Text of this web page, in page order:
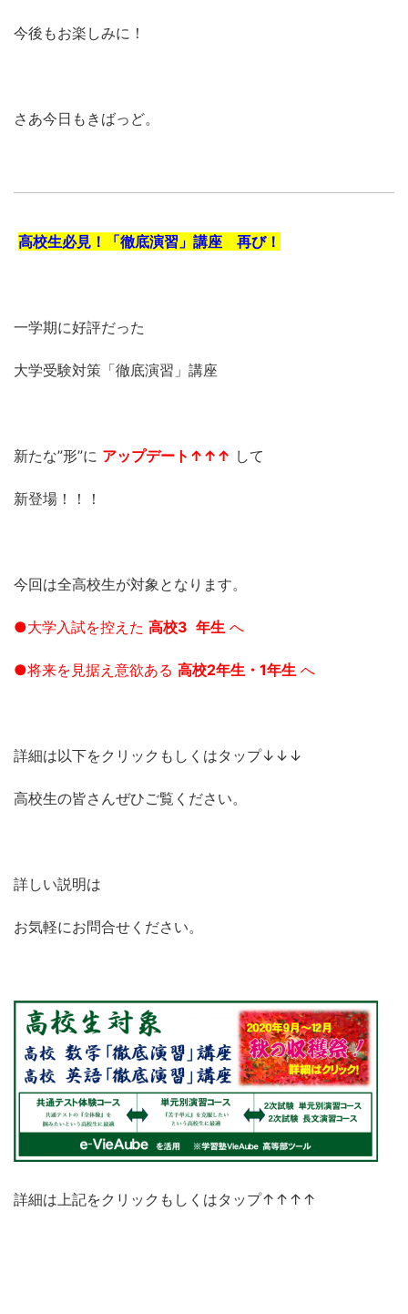
今後もお楽しみに！
さあ今日もきばっど。
高校生必見！「徹底演習」講座 再び！
一学期に好評だった
大学受験対策「徹底演習」講座
新たな”形”に アップデート↑↑↑ して
新登場！！！
今回は全高校生が対象となります。
●大学入試を控えた 高校3 年生 へ
●将来を見据え意欲ある 高校2年生・1年生 へ
詳細は以下をクリックもしくはタップ↓↓↓
高校生の皆さんぜひご覧ください。
詳しい説明は
お気軽にお問合せください。
詳細は上記をクリックもしくはタップ↑↑↑↑